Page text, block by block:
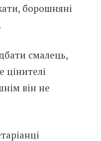
борошняні
смалець,
цінителі
він не